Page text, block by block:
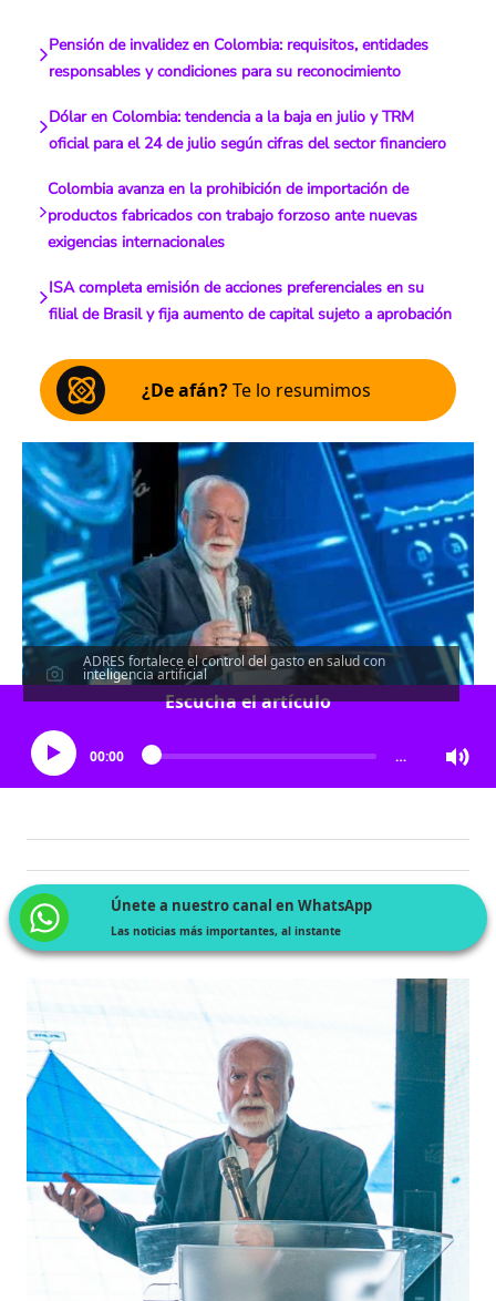
Pensión de invalidez en Colombia: requisitos, entidades
responsables y condiciones para su reconocimiento
Dólar en Colombia: tendencia a la baja en julio y TRM
oficial para el 24 de julio según cifras del sector financiero
Colombia avanza en la prohibición de importación de
productos fabricados con trabajo forzoso ante nuevas
exigencias internacionales
ISA completa emisión de acciones preferenciales en su
filial de Brasil y fija aumento de capital sujeto a aprobación
¿De afán?Te lo resumimos
ADRES fortalece el control del gasto en salud con
inteligencia artificial
Escucha el artículo
00:00 …
Únete a nuestro canal en WhatsApp
Las noticias más importantes, al instante